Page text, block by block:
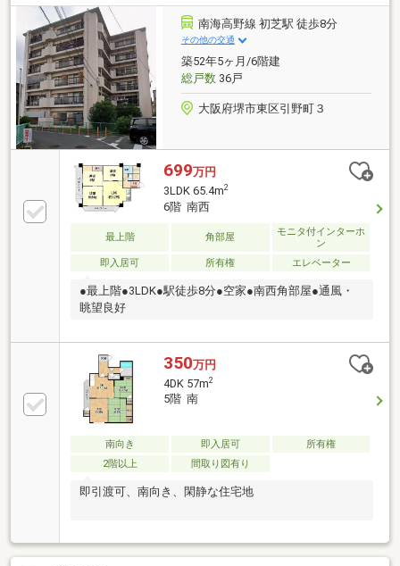
南海高野線 初芝駅 徒歩8分
その他の交通
築52年5ヶ月/6階建
総戸数36戸
大阪府堺市東区引野町３
699万円
3LDK 65.4m2
6階 南西
最上階 角部屋
モニタ付インターホ
ン
即入居可
所有権 エレベーター
●最上階●3LDK●駅徒歩8分●空家●南西角部屋●通風・
眺望良好
350万円
4DK 57m2
5階 南
南向き 即入居可
所有権
2階以上
間取り図有り
即引渡可、南向き、閑静な住宅地